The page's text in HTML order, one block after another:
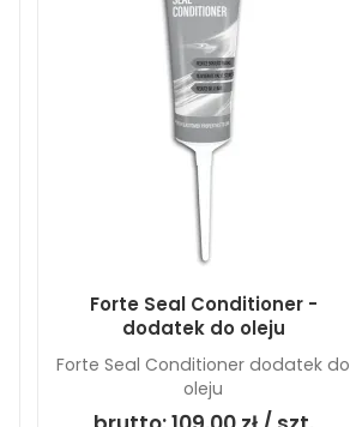
Forte Seal Conditioner -
dodatek do oleju
Forte Seal Conditioner dodatek do
oleju